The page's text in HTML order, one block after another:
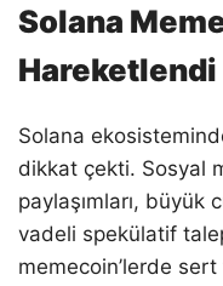
Solana
Hareketlendi
Solana
dikkat çekti. Sosyal
paylaşımları, büyük
vadeli spekülatif
memecoin’lerde